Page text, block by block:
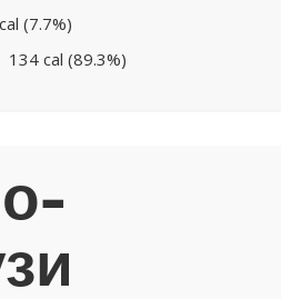
(7.7%)
134 cal (89.3%)